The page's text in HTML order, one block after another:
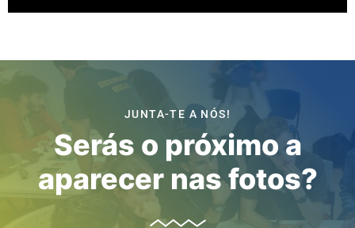
JUNTA-TE A NÓS!
Serás o próximo a
aparecer nas fotos?